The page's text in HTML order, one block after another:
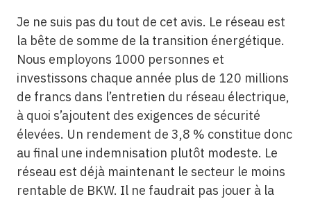
Je ne suis pas du tout de cet avis. Le réseau est
la bête de somme de la transition énergétique.
Nous employons 1000 personnes et
investissons chaque année plus de 120 millions
de francs dans l’entretien du réseau électrique,
à quoi s’ajoutent des exigences de sécurité
élevées. Un rendement de 3,8 % constitue donc
au final une indemnisation plutôt modeste. Le
réseau est déjà maintenant le secteur le moins
rentable de BKW. Il ne faudrait pas jouer à la